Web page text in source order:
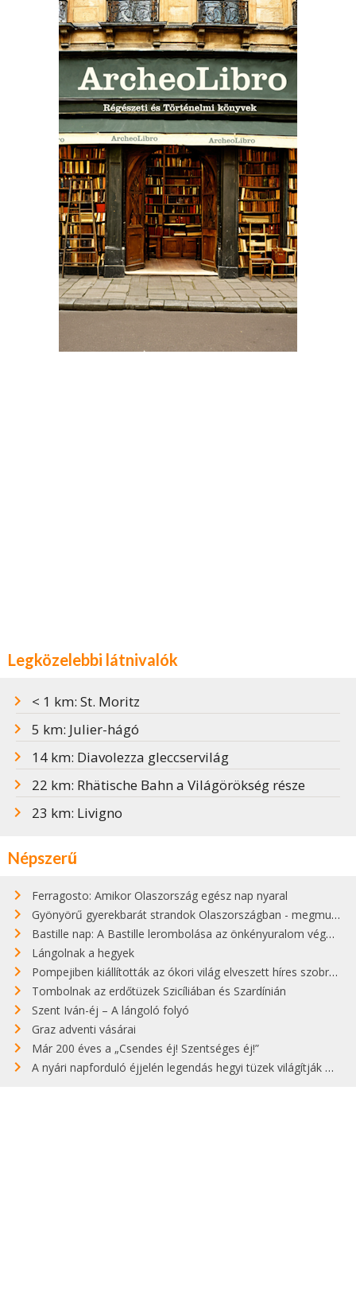
Legközelebbi látnivalók
< 1 km: St. Moritz
5 km: Julier-hágó
14 km: Diavolezza gleccservilág
22 km: Rhätische Bahn a Világörökség része
23 km: Livigno
Népszerű
Ferragosto: Amikor Olaszország egész nap nyaral
Gyönyörű gyerekbarát strandok Olaszországban - megmutatjuk a 15 legjobbat
Bastille nap: A Bastille lerombolása az önkényuralom végét jelentette
Lángolnak a hegyek
Pompejiben kiállították az ókori világ elveszett híres szobrának másolatát
Tombolnak az erdőtüzek Szicíliában és Szardínián
Szent Iván-éj – A lángoló folyó
Graz adventi vásárai
Már 200 éves a „Csendes éj! Szentséges éj!”
A nyári napforduló éjjelén legendás hegyi tüzek világítják meg Zugspitzét